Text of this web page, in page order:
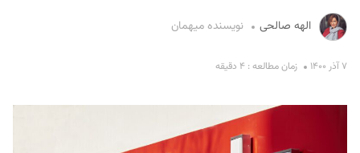
الهه صالحی نویسنده میهمان
۷ آذر ۱۴۰۰ زمان مطالعه : ۴ دقیقه